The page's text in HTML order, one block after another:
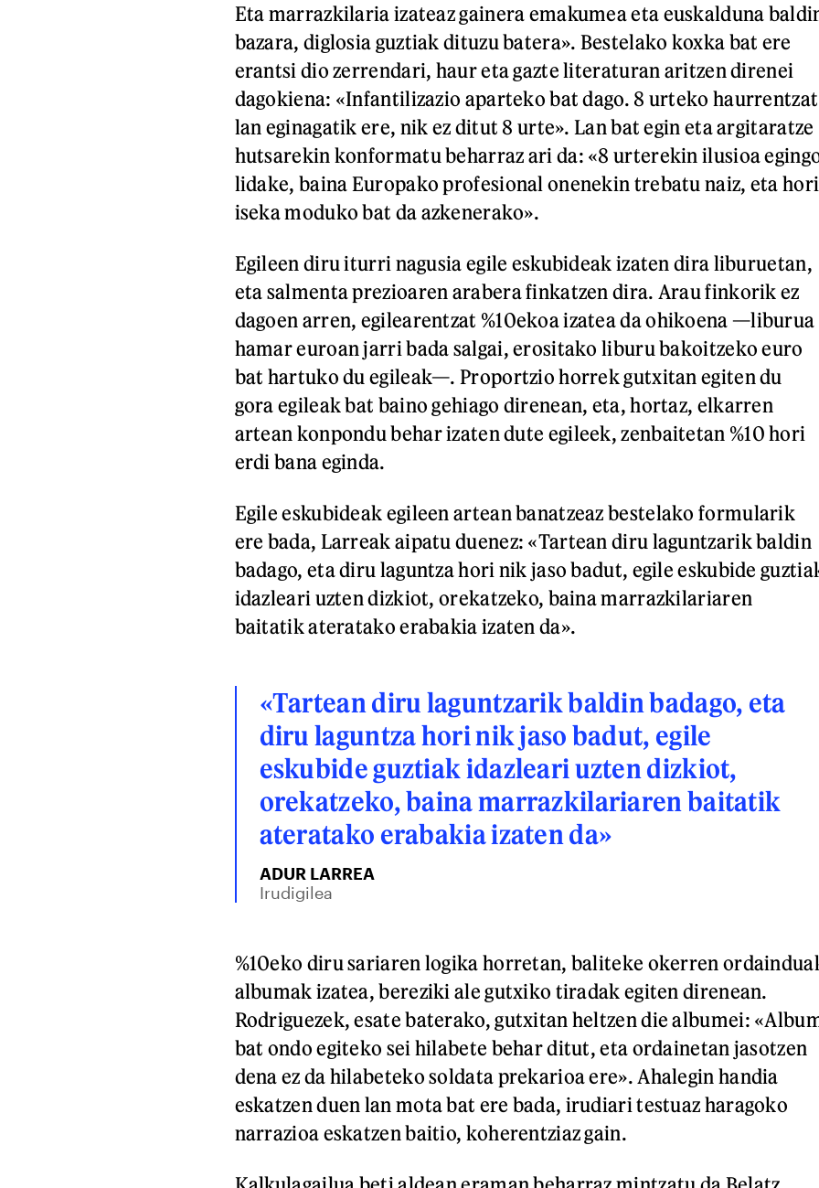
Eta marrazkilaria izateaz gainera emakumea eta euskalduna
bazara, diglosia guztiak dituzu batera». Bestelako koxka bat ere
erantsi dio zerrendari, haur eta gazte literaturan aritzen direnei
dagokiena: «Infantilizazio aparteko bat dago. 8 urteko haurrentzat
lan eginagatik ere, nik ez ditut 8 urte». Lan bat egin eta argitaratze
hutsarekin konformatu beharraz ari da: «8 urterekin ilusioa
lidake, baina Europako profesional onenekin trebatu naiz, eta hori
iseka moduko bat da azkenerako».
Egileen diru iturri nagusia egile eskubideak izaten dira liburuetan,
eta salmenta prezioaren arabera finkatzen dira. Arau finkorik ez
dagoen arren, egilearentzat %10ekoa izatea da ohikoena —liburua
hamar euroan jarri bada salgai, erositako liburu bakoitzeko euro
bat hartuko du egileak—. Proportzio horrek gutxitan egiten du
gora egileak bat baino gehiago direnean, eta, hortaz, elkarren
artean konpondu behar izaten dute egileek, zenbaitetan %10 hori
erdi bana eginda.
Egile eskubideak egileen artean banatzeaz bestelako formularik
ere bada, Larreak aipatu duenez: «Tartean diru laguntzarik baldin
badago, eta diru laguntza hori nik jaso badut, egile eskubide
idazleari uzten dizkiot, orekatzeko, baina marrazkilariaren
baitatik ateratako erabakia izaten da».
«Tartean diru laguntzarik baldin badago, eta
diru laguntza hori nik jaso badut, egile
eskubide guztiak idazleari uzten dizkiot,
orekatzeko, baina marrazkilariaren baitatik
ateratako erabakia izaten da»
ADUR LARREA
Irudigilea
%10eko diru sariaren logika horretan, baliteke okerren
albumak izatea, bereziki ale gutxiko tiradak egiten direnean.
Rodriguezek, esate baterako, gutxitan heltzen die albumei:
bat ondo egiteko sei hilabete behar ditut, eta ordainetan jasotzen
dena ez da hilabeteko soldata prekarioa ere». Ahalegin handia
eskatzen duen lan mota bat ere bada, irudiari testuaz haragoko
narrazioa eskatzen baitio, koherentziaz gain.